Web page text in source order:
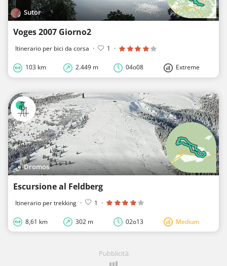
Sutor
Voges 2007 Giorno2
Itinerario per bici da corsa · 1 ·
103 km 2.449 m 04o08 Extreme
Dromos
Escursione al Feldberg
Itinerario per trekking · 1 ·
8,61 km 302 m 02o13 Medium
Pubblicità